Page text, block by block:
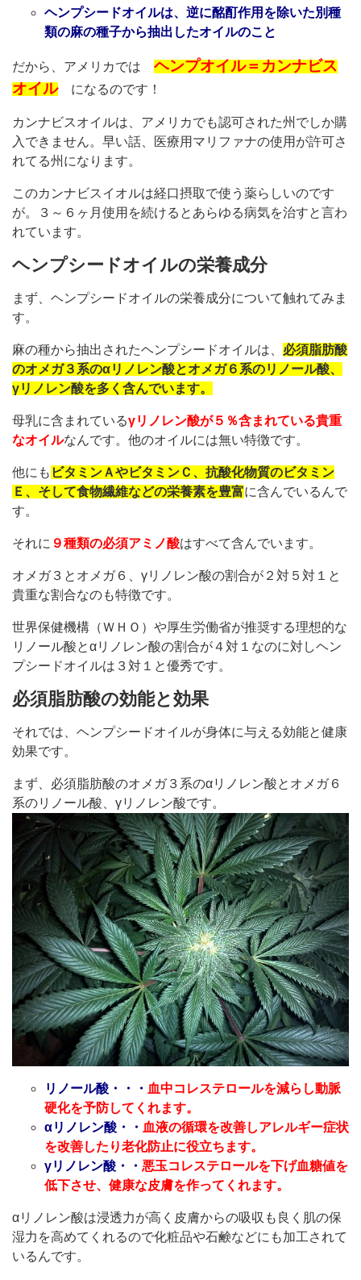
ヘンプシードオイルは、逆に酩酊作用を除いた別種
類の麻の種子から抽出したオイルのこと
だから、アメリカでは ヘンプオイル＝カンナビス
オイルになるのです！
カンナビスオイルは、アメリカでも認可された州でしか購
入できません。早い話、医療用マリファナの使用が許可さ
れてる州になります。
このカンナビスイオルは経口摂取で使う薬らしいのです
が。３～６ヶ月使用を続けるとあらゆる病気を治すと言わ
れています。
ヘンプシードオイルの栄養成分
まず、ヘンプシードオイルの栄養成分について触れてみま
す。
麻の種から抽出されたヘンプシードオイルは、 必須脂肪酸
のオメガ３系のαリノレン酸とオメガ６系のリノール酸、
γリノレン酸を多く含んでいます。
母乳に含まれているγリノレン酸が５％含まれている貴重
なオイルなんです。他のオイルには無い特徴です。
他にも ビタミンＡやビタミンＣ、抗酸化物質のビタミン
Ｅ、そして食物繊維などの栄養素を豊富に含んでいるんで
す。
それに ９種類の必須アミノ酸はすべて含んでいます。
オメガ３とオメガ６、γリノレン酸の割合が２対５対１と
貴重な割合なのも特徴です。
世界保健機構（ＷＨＯ）や厚生労働省が推奨する理想的な
リノール酸とαリノレン酸の割合が４対１なのに対しヘン
プシードオイルは３対１と優秀です。
必須脂肪酸の効能と効果
それでは、ヘンプシードオイルが身体に与える効能と健康
効果です。
まず、必須脂肪酸のオメガ３系のαリノレン酸とオメガ６
系のリノール酸、γリノレン酸です。
リノール酸・・・ 血中コレステロールを減らし動脈
硬化を予防してくれます。
αリノレン酸・・ 血液の循環を改善しアレルギー症状
を改善したり老化防止に役立ちます。
γリノレン酸・・ 悪玉コレステロールを下げ血糖値を
低下させ、健康な皮膚を作ってくれます。
αリノレン酸は浸透力が高く皮膚からの吸収も良く肌の保
湿力を高めてくれるので化粧品や石鹸などにも加工されて
いるんです。